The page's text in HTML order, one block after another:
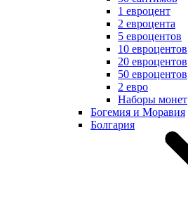
1 евроцент
2 евроцента
5 евроцентов
10 евроцентов
20 евроцентов
50 евроцентов
2 евро
Наборы монет
Богемия и Моравия
Болгария